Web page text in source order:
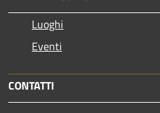
Luoghi
Eventi
CONTATTI